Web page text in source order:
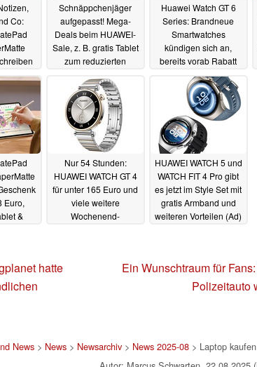
Co:
(Ad)
Schnäppchenjäger
aufgepasst! Mega-
Deals beim HUAWEI-
Sale, z. B. gratis Tablet
zum reduzierten
04.09.2025
Huawei Watch GT 6
Series: Brandneue
Smartwatches
kündigen sich an,
bereits vorab Rabatt
sichern21.08.2025
Euro,
&
Nur 54 Stunden:
HUAWEI WATCH GT 4
für unter 165 Euro und
viele weitere
Wochenend-
HUAWEI WATCH 5 und
WATCH FIT 4 Pro gibt
es jetzt im Style Set mit
gratis Armband und
weiteren Vorteilen (Ad)
hatte
Ein Wunschtraum für
Polizeitauto
News> News> Newsarchiv> News 2025-08> Laptop